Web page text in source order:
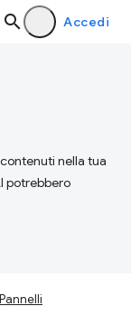
Accedi
nella tua
potrebbero
Pannelli